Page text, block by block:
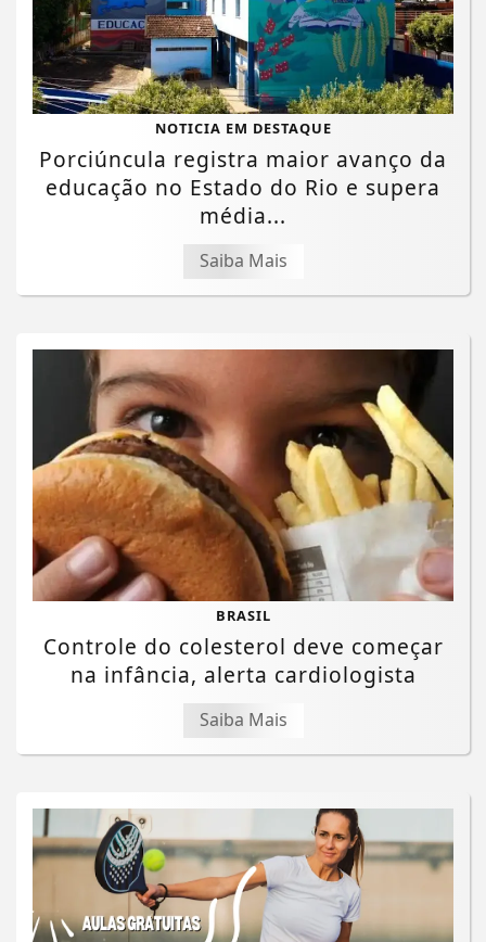
NOTICIA EM DESTAQUE
Porciúncula registra maior avanço da
educação no Estado do Rio e supera
média...
Saiba Mais
BRASIL
Controle do colesterol deve começar
na infância, alerta cardiologista
Saiba Mais